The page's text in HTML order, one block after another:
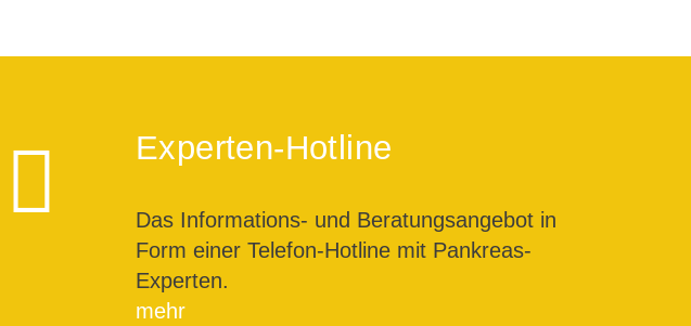
Experten-Hotline
Das Informations- und Beratungsangebot in
Form einer Telefon-Hotline mit Pankreas-
Experten.
mehr